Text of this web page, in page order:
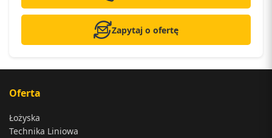
Zapytaj o ofertę
Oferta
Łożyska
Technika Liniowa